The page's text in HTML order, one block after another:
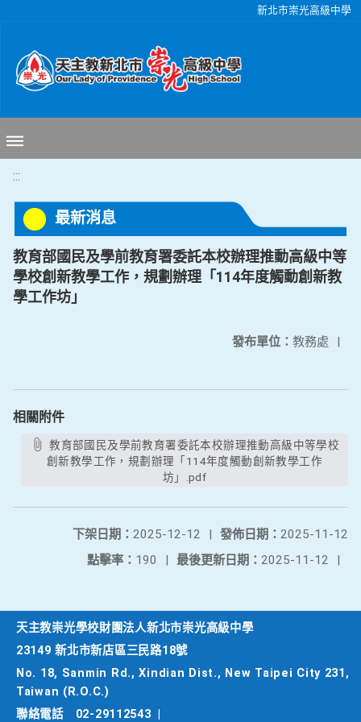
新北市崇光高級中學
:::
最新消息
教育部國民及學前教育署委託本校辦理推動高級中等
學校創新教學工作，規劃辦理「114年度觸動創新教
學工作坊」
發布單位： 教務處 |
相關附件
教育部國民及學前教育署委託本校辦理推動高級中等學校
創新教學工作，規劃辦理「114年度觸動創新教學工作
坊」.pdf
發佈日期： 2025-11-12
下架日期： 2025-12-12
|
最後更新日期： 2025-11-12 |
點擊率： 190 |
天主教崇光學校財團法人新北市崇光高級中學
23149 新北市新店區三民路18號
No. 18, Sanmin Rd., Xindian Dist., New Taipei City 231,
Taiwan (R.O.C.)
聯絡電話
02-29112543